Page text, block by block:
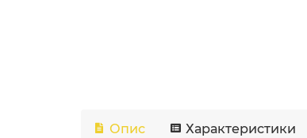
Опис Характеристики